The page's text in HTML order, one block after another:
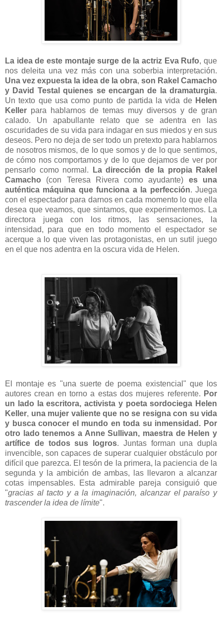
La idea de este montaje surge de la actriz Eva Rufo, que
nos deleita una vez más con una soberbia interpretación.
Una vez expuesta la idea de la obra, son Rakel Camacho
y David Testal quienes se encargan de la dramaturgia.
Un texto que usa como punto de partida la vida de Helen
Keller para hablarnos de temas muy diversos y de gran
calado. Un apabullante relato que se adentra en las
oscuridades de su vida para indagar en sus miedos y en sus
deseos. Pero no deja de ser todo un pretexto para hablarnos
de nosotros mismos, de lo que somos y de lo que sentimos,
de cómo nos comportamos y de lo que dejamos de ver por
pensarlo como normal. La dirección de la propia Rakel
Camacho (con Teresa Rivera como ayudante) es una
auténtica máquina que funciona a la perfección. Juega
con el espectador para darnos en cada momento lo que ella
desea que veamos, que sintamos, que experimentemos. La
directora juega con los ritmos, las sensaciones, la
intensidad, para que en todo momento el espectador se
acerque a lo que viven las protagonistas, en un sutil juego
en el que nos adentra en la oscura vida de Helen.
El montaje es "una suerte de poema existencial" que los
autores crean en torno a estas dos mujeres referente. Por
un lado la escritora, activista y poeta sordociega Helen
Keller, una mujer valiente que no se resigna con su vida
y busca conocer el mundo en toda su inmensidad. Por
otro lado tenemos a Anne Sullivan, maestra de Helen y
artífice de todos sus logros. Juntas forman una dupla
invencible, son capaces de superar cualquier obstáculo por
difícil que parezca. El tesón de la primera, la paciencia de la
segunda y la ambición de ambas, las llevaron a alcanzar
cotas impensables. Esta admirable pareja consiguió que
"gracias al tacto y a la imaginación, alcanzar el paraíso y
trascender la idea de límite".